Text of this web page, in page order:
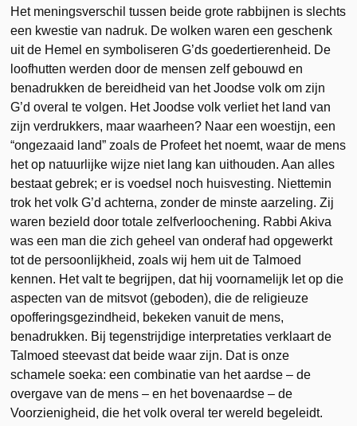
Het meningsverschil tussen beide grote rabbijnen is slechts
een kwestie van nadruk. De wolken waren een geschenk
uit de Hemel en symboliseren G’ds goedertierenheid. De
loofhutten werden door de mensen zelf gebouwd en
benadrukken de bereidheid van het Joodse volk om zijn
G’d overal te volgen. Het Joodse volk verliet het land van
zijn verdrukkers, maar waarheen? Naar een woestijn, een
“ongezaaid land” zoals de Profeet het noemt, waar de mens
het op natuurlijke wijze niet lang kan uithouden. Aan alles
bestaat gebrek; er is voedsel noch huisvesting. Niettemin
trok het volk G’d achterna, zonder de minste aarzeling. Zij
waren bezield door totale zelfverloochening. Rabbi Akiva
was een man die zich geheel van onderaf had opgewerkt
tot de persoonlijkheid, zoals wij hem uit de Talmoed
kennen. Het valt te begrijpen, dat hij voornamelijk let op die
aspecten van de mitsvot (geboden), die de religieuze
opofferingsgezindheid, bekeken vanuit de mens,
benadrukken. Bij tegenstrijdige interpretaties verklaart de
Talmoed steevast dat beide waar zijn. Dat is onze
schamele soeka: een combinatie van het aardse – de
overgave van de mens – en het bovenaardse – de
Voorzienigheid, die het volk overal ter wereld begeleidt.